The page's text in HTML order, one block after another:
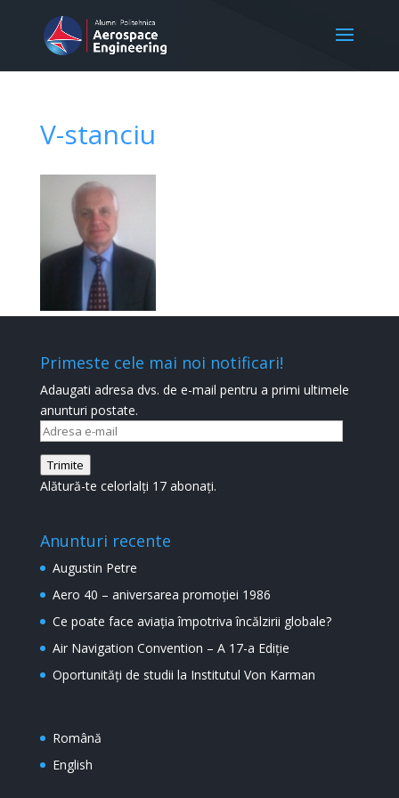
V-stanciu
Primeste cele mai noi notificari!
Adaugati adresa dvs. de e-mail pentru a primi ultimele
anunturi postate.
Adresa
e-
mail
Trimite
Alătură-te celorlalți 17 abonați.
Anunturi recente
Augustin Petre
Aero 40 – aniversarea promoției 1986
Ce poate face aviația împotriva încălzirii globale?
Air Navigation Convention – A 17-a Ediție
Oportunități de studii la Institutul Von Karman
Română
English